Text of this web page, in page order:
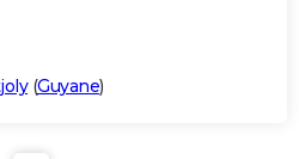
(Guyane)